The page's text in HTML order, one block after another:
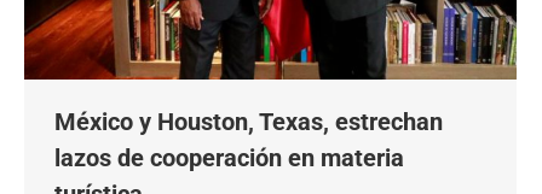
México y Houston, Texas, estrechan
lazos de cooperación en materia